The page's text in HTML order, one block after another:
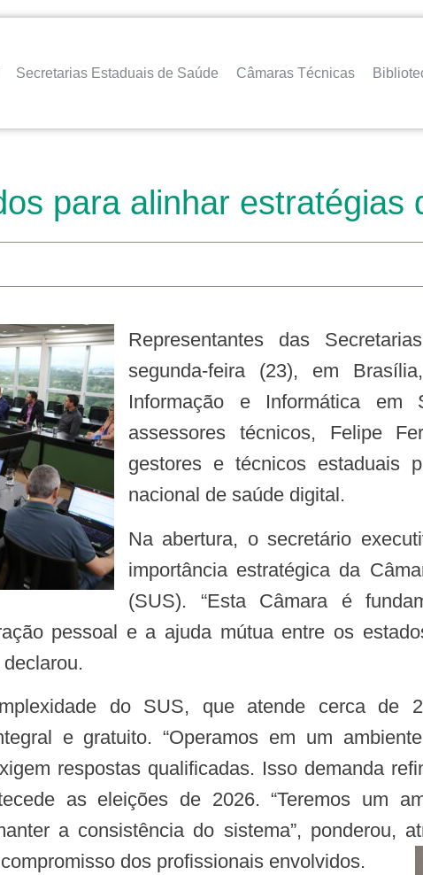
Secretarias Estaduais de Saúde Câmaras Técnicas
para alinhar estratégias
Representantes das Secretarias Estaduais de Saúde reuniram-se, nesta
segunda-feira (23), em
Informação e Informática em
assessores técnicos, Felipe
gestores e técnicos estaduais
nacional de saúde digital.
Na abertura, o secretário executivo do Conass, Jurandi Frutuoso, reforçou a
importância estratégica da
(SUS). “Esta Câmara é
pessoal e a ajuda mútua entre os
e gratuito. “Operamos em um
respostas qualificadas. Isso demanda
as eleições de 2026. “Teremos um
a consistência do sistema”, ponderou,
dos profissionais envolvidos.